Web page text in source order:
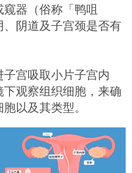
器（俗称「鸭咀
阴道及子宫颈是否有
宫吸取小片子宫内
观察组织细胞，来确
以及其类型。